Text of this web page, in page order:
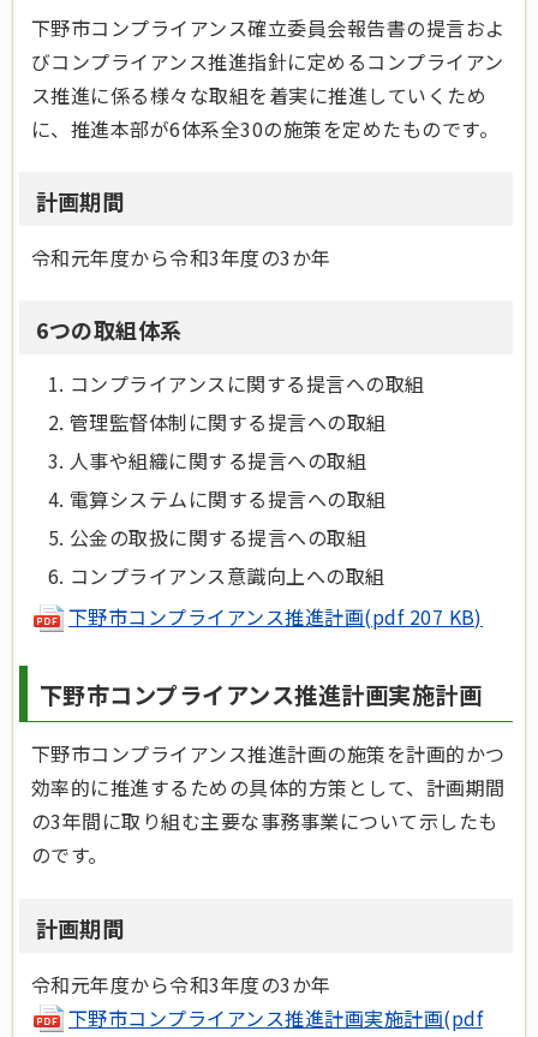
下野市コンプライアンス確立委員会報告書の提言およ
びコンプライアンス推進指針に定めるコンプライアン
ス推進に係る様々な取組を着実に推進していくため
に、推進本部が6体系全30の施策を定めたものです。
計画期間
令和元年度から令和3年度の3か年
6つの取組体系
コンプライアンスに関する提言への取組
管理監督体制に関する提言への取組
人事や組織に関する提言への取組
電算システムに関する提言への取組
公金の取扱に関する提言への取組
コンプライアンス意識向上への取組
下野市コンプライアンス推進計画(pdf 207 KB)
下野市コンプライアンス推進計画実施計画
下野市コンプライアンス推進計画の施策を計画的かつ
効率的に推進するための具体的方策として、計画期間
の3年間に取り組む主要な事務事業について示したも
のです。
計画期間
令和元年度から令和3年度の3か年
下野市コンプライアンス推進計画実施計画(pdf